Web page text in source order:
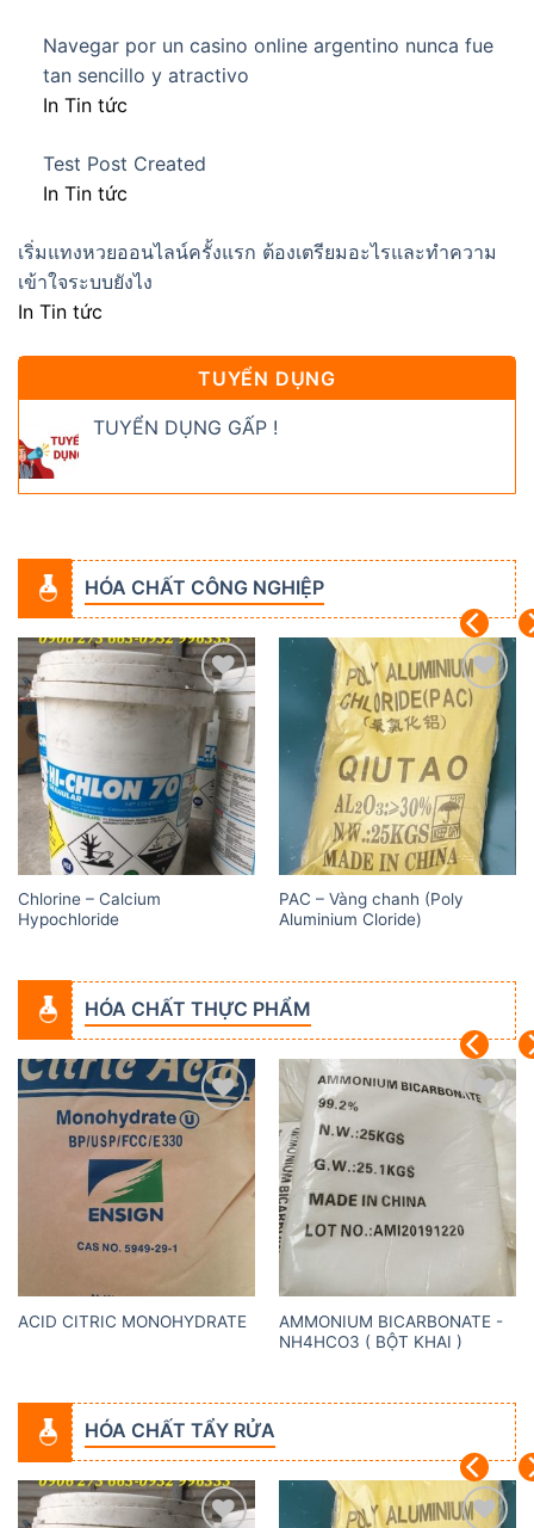
Navegar por un casino online argentino nunca fue
tan sencillo y atractivo
In Tin tức
Test Post Created
In Tin tức
เริ่มแทงหวยออนไลน์ครั้งแรก ต้องเตรียมอะไรและทำความ
เข้าใจระบบยังไง
In Tin tức
TUYỂN DỤNG
TUYỂN DỤNG GẤP !
HÓA CHẤT CÔNG NGHIỆP
Add to
wishlist
Chlorine – Calcium
Hypochloride
Add to
wishlist
PAC – Vàng chanh (Poly
Aluminium Cloride)
HÓA CHẤT THỰC PHẨM
Add to
ACID CITRIC MONOHYDRATE
Add to
AMMONIUM BICARBONATE -
NH4HCO3 ( BỘT KHAI )
HÓA CHẤT TẨY RỬA